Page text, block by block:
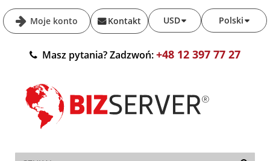
Moje konto Polski
USD
Kontakt
Masz pytania? Zadzwoń:+48 12 397 77 27